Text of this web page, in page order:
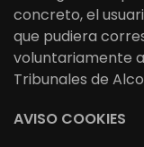
concreto, el
que pudiera
voluntariamente
Tribunales de
AVISO COOKIES